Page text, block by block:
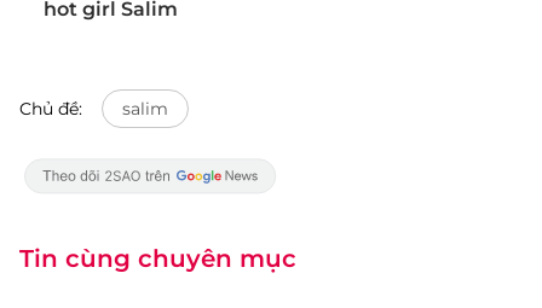
hot girl Salim
Chủ đề: salim
Tin cùng chuyên mục